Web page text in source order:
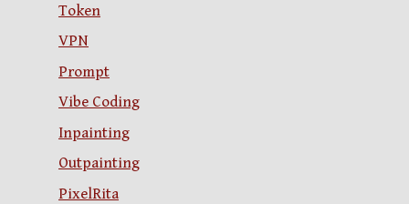
Token
VPN
Prompt
Vibe Coding
Inpainting
Outpainting
PixelRita